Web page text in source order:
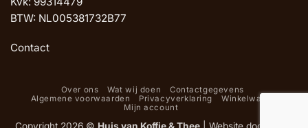
BTW: NL005381732B77
Contact
Over ons Wat wij doen
Contactgegevens
Algemene voorwaarden
Privacyverklaring
Winkelwagen
Mijn account